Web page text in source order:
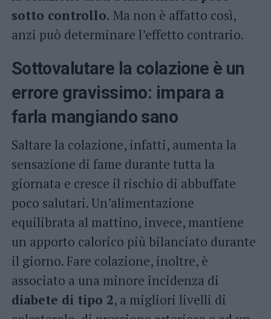
sotto controllo. Ma non è affatto così,
anzi può determinare l’effetto contrario.
Sottovalutare la colazione è un
errore gravissimo: impara a
farla mangiando sano
Saltare la colazione, infatti, aumenta la
sensazione di fame durante tutta la
giornata e cresce il rischio di abbuffate
poco salutari. Un’alimentazione
equilibrata al mattino, invece, mantiene
un apporto calorico più bilanciato durante
il giorno. Fare colazione, inoltre, è
associato a una minore incidenza di
diabete di tipo 2, a migliori livelli di